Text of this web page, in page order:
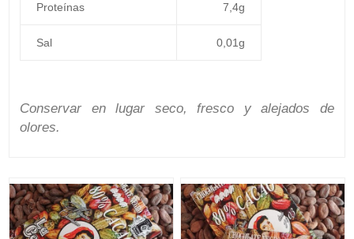
Proteínas 7,4g
Sal 0,01g
Conservar en lugar seco, fresco y alejados de
olores.